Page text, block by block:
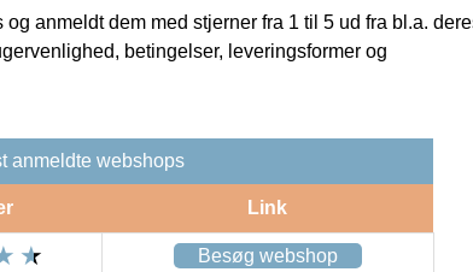
anmeldt dem med stjerner fra 1 til 5 ud fra bl.a.
betingelser, leveringsformer og
anmeldte webshops
Link
Besøg webshop